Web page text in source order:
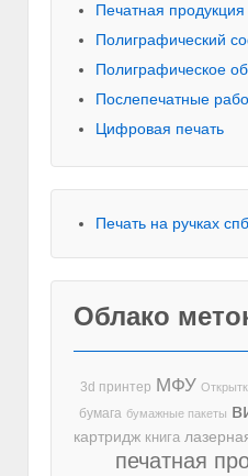
Печатная продукция
Полиграфический
Полиграфическое
Послепечатные
Цифровая печать
Печать на ручках спб
Облако
3d принтер МФУ
бумага бумажные пакеты
картридж книга
печатная